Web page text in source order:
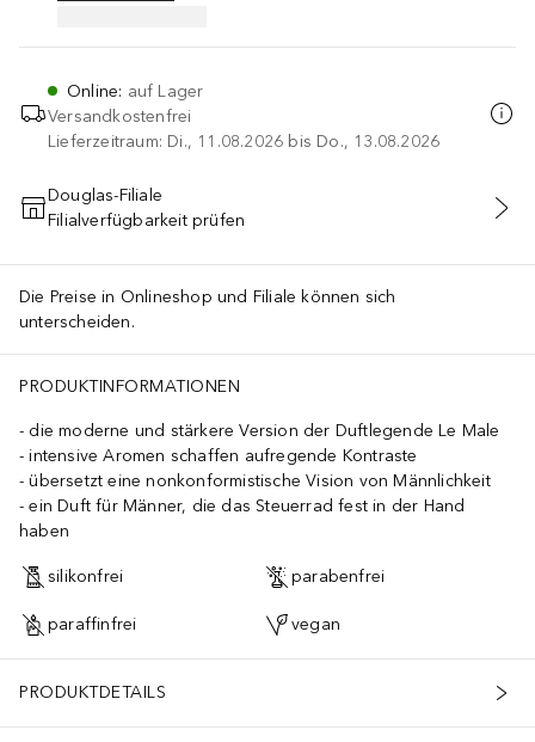
Online: auf Lager
Versandkostenfrei
Lieferzeitraum: Di., 11.08.2026 bis Do., 13.08.2026
IN DEN WARENKORB
Douglas-Filiale
Filialverfügbarkeit prüfen
Die Preise in Onlineshop und Filiale können sich
unterscheiden.
PRODUKTINFORMATIONEN
die moderne und stärkere Version der Duftlegende Le Male
intensive Aromen schaffen aufregende Kontraste
übersetzt eine nonkonformistische Vision von Männlichkeit
ein Duft für Männer, die das Steuerrad fest in der Hand
haben
silikonfrei parabenfrei
paraffinfrei vegan
PRODUKTDETAILS